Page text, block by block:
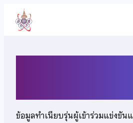
เนื้อหา
ข้อมูลทำเนียบรุ่นผู้เข้าร่วมแข่งขัน